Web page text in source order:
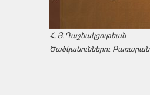
Հ.Յ.Դաշնակցութեան
Ծածկանուններու Բառարան